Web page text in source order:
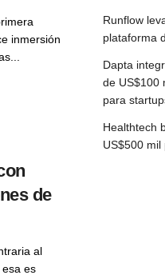
inmersión
de
al
es
Runflow
plataforma
Dapta
de US$100
para
Healthtech
US$500